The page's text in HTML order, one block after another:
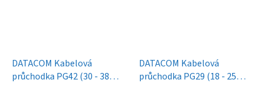
DATACOM Kabelová
průchodka PG42 (30 - 38
DATACOM Kabelová
průchodka PG29 (18 - 25